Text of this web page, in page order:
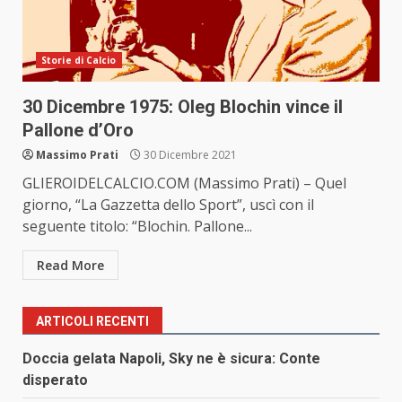
Storie di Calcio
30 Dicembre 1975: Oleg Blochin vince il
Pallone d’Oro
Massimo Prati 30 Dicembre 2021
GLIEROIDELCALCIO.COM (Massimo Prati) – Quel
giorno, “La Gazzetta dello Sport”, uscì con il
seguente titolo: “Blochin. Pallone...
Read More
ARTICOLI RECENTI
Doccia gelata Napoli, Sky ne è sicura: Conte
disperato